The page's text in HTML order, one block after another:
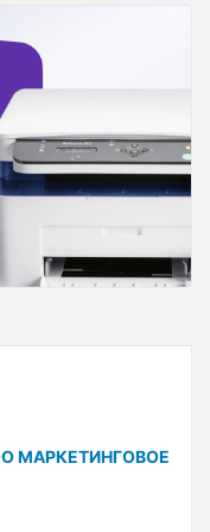
МАРКЕТИНГОВОЕ